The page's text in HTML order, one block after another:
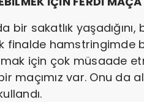
bir sakatlık
finalde hamstringimde
için çok müsaade
maçımız var. Onu